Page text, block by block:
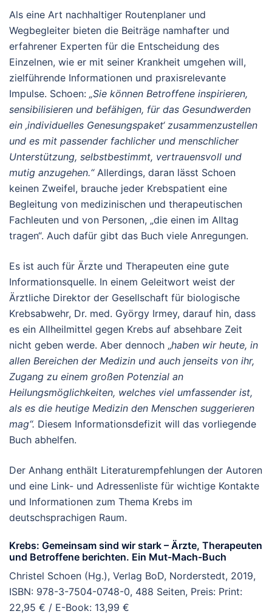
Als eine Art nachhaltiger Routenplaner und
Wegbegleiter bieten die Beiträge namhafter und
erfahrener Experten für die Entscheidung des
Einzelnen, wie er mit seiner Krankheit umgehen will,
zielführende Informationen und praxisrelevante
Impulse. Schoen: „Sie können Betroffene inspirieren,
sensibilisieren und befähigen, für das Gesundwerden
ein ‚individuelles Genesungspaket‘ zusammenzustellen
und es mit passender fachlicher und menschlicher
Unterstützung, selbstbestimmt, vertrauensvoll und
mutig anzugehen.“Allerdings, daran lässt Schoen
keinen Zweifel, brauche jeder Krebspatient eine
Begleitung von medizinischen und therapeutischen
Fachleuten und von Personen, „die einen im Alltag
tragen“. Auch dafür gibt das Buch viele Anregungen.
Es ist auch für Ärzte und Therapeuten eine gute
Informationsquelle. In einem Geleitwort weist der
Ärztliche Direktor der Gesellschaft für biologische
Krebsabwehr, Dr. med. György Irmey, darauf hin, dass
es ein Allheilmittel gegen Krebs auf absehbare Zeit
nicht geben werde. Aber dennoch „haben wir heute, in
allen Bereichen der Medizin und auch jenseits von ihr,
Zugang zu einem großen Potenzial an
Heilungsmöglichkeiten, welches viel umfassender ist,
als es die heutige Medizin den Menschen suggerieren
mag“. Diesem Informationsdefizit will das vorliegende
Buch abhelfen.
Der Anhang enthält Literaturempfehlungen der Autoren
und eine Link- und Adressenliste für wichtige Kontakte
und Informationen zum Thema Krebs im
deutschsprachigen Raum.
Krebs: Gemeinsam sind wir stark – Ärzte, Therapeuten
und Betroffene berichten. Ein Mut-Mach-Buch
Christel Schoen (Hg.), Verlag BoD, Norderstedt, 2019,
ISBN: 978-3-7504-0748-0, 488 Seiten, Preis: Print:
22,95 € / E-Book: 13,99 €